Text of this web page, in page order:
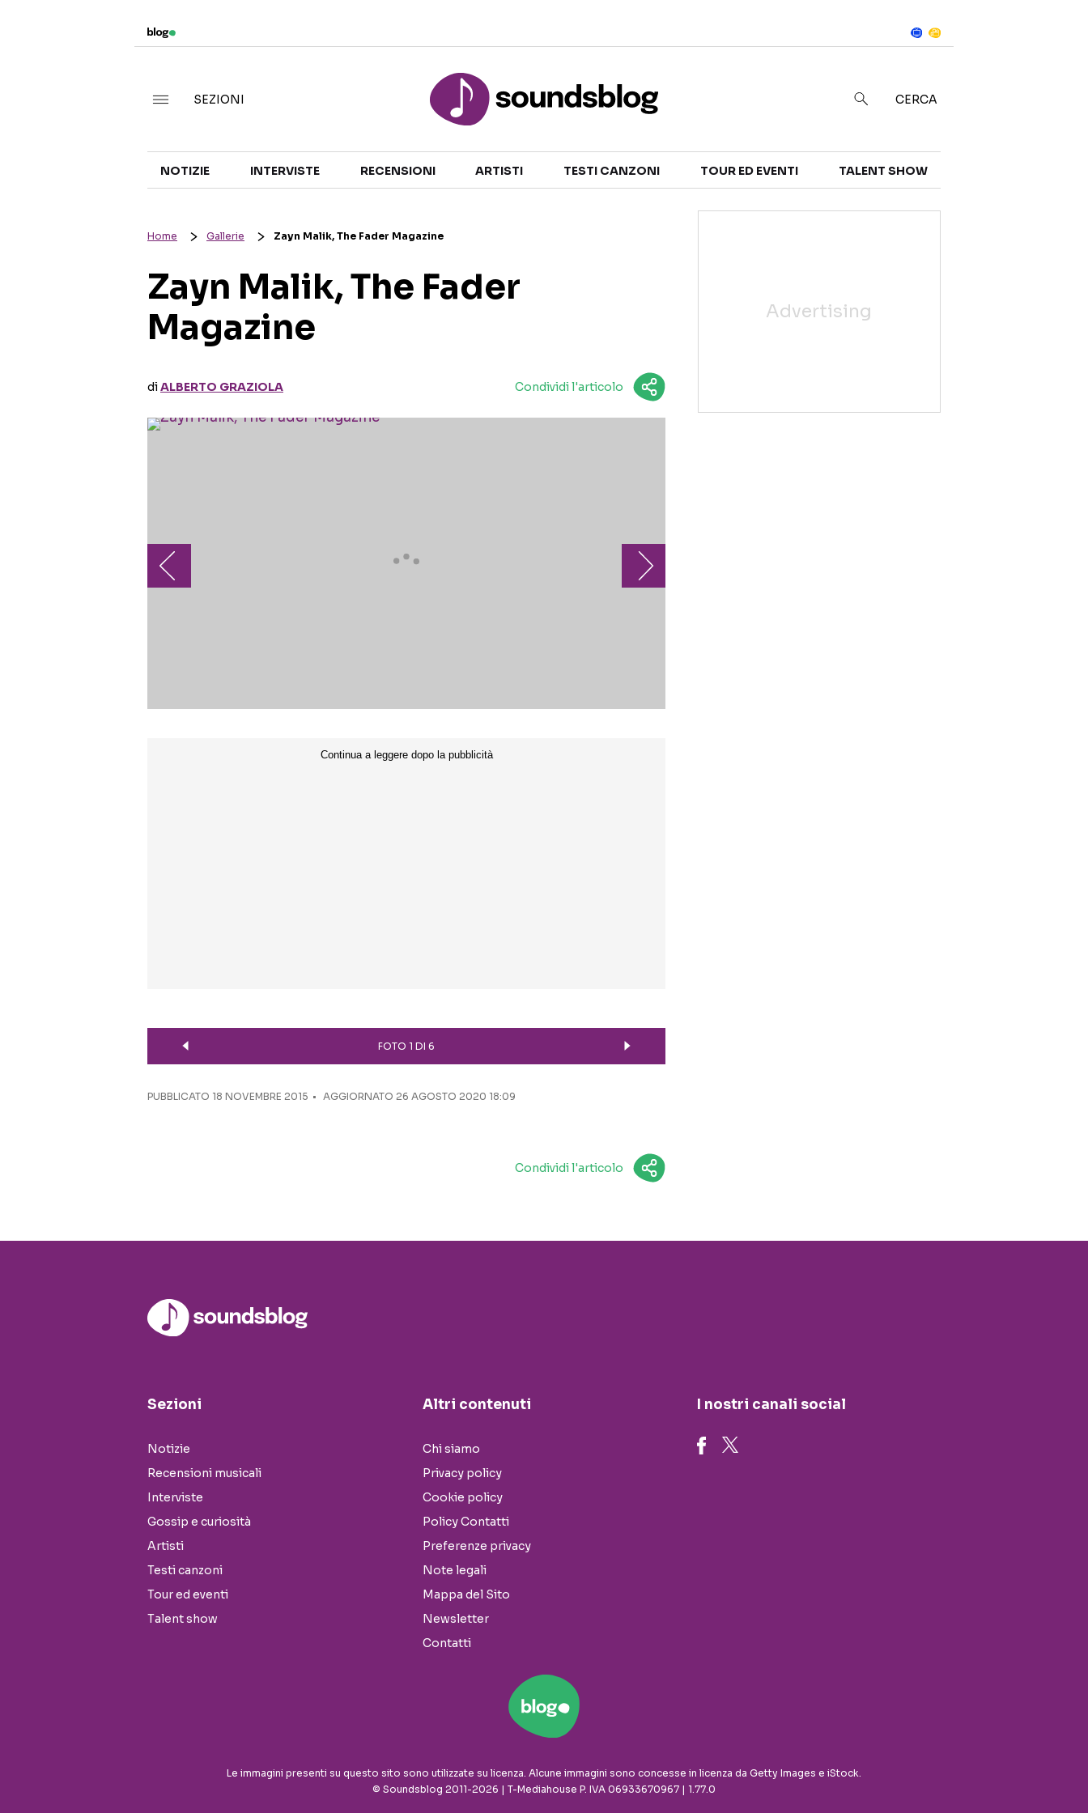
in Notizie
Sezioni
RECENSIONI MUSICALI
GOSSIP E CURIOSITÀ
TESTI CANZONI
SEZIONI CERCA
NOTIZIE INTERVISTE RECENSIONI ARTISTI TESTI CANZONI TOUR ED EVENTI TALENT SHOW
Home Gallerie Zayn Malik, The Fader Magazine
Zayn Malik, The Fader
Magazine
diALBERTO GRAZIOLA Condividi l'articolo
FOTO 1 DI 6
PUBBLICATO 18 NOVEMBRE 2015 AGGIORNATO 26 AGOSTO 2020 18:09
Condividi l'articolo
Sezioni
Notizie
Recensioni musicali
Interviste
Gossip e curiosità
Artisti
Testi canzoni
Tour ed eventi
Talent show
Altri contenuti
Chi siamo
Privacy policy
Cookie policy
Policy Contatti
Preferenze privacy
Note legali
Mappa del Sito
Newsletter
Contatti
I nostri canali social
Le immagini presenti su questo sito sono utilizzate su licenza. Alcune immagini sono concesse in licenza da Getty Images e iStock.
© Soundsblog 2011-2026 | T-Mediahouse P. IVA 06933670967 | 1.77.0